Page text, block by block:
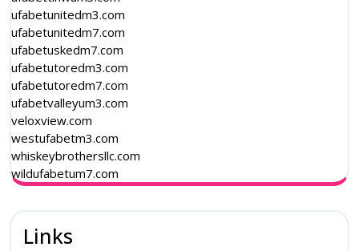
ufabetunitedm3.com
ufabetunitedm7.com
ufabetuskedm7.com
ufabetutoredm3.com
ufabetutoredm7.com
ufabetvalleyum3.com
veloxview.com
westufabetm3.com
whiskeybrothersllc.com
wildufabetum7.com
Links